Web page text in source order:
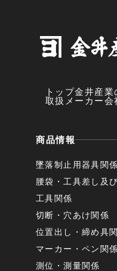
トップ金井産業
取扱メーカー会
商品情報
墜落制止用器具関係
腰袋・工具差し及
工具関係
切断・穴あけ関係
位置出し・締め具
マーカー・ペン関係
測位・測量関係